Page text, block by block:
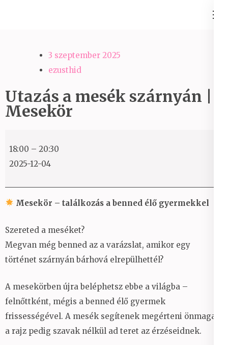
3 szeptember 2025
ezusthid
Utazás a mesék szárnyán |
Mesekör
mesék
18:00 – 20:30
2025-12-04
Mesekör – találkozás a benned élő gyermekkel
Szereted a meséket?
Megvan még benned az a varázslat, amikor egy
történet szárnyán bárhová elrepülhettél?
A mesekörben újra beléphetsz ebbe a világba –
felnőttként, mégis a benned élő gyermek
frissességével. A mesék segítenek megérteni önmagad,
a rajz pedig szavak nélkül ad teret az érzéseidnek.